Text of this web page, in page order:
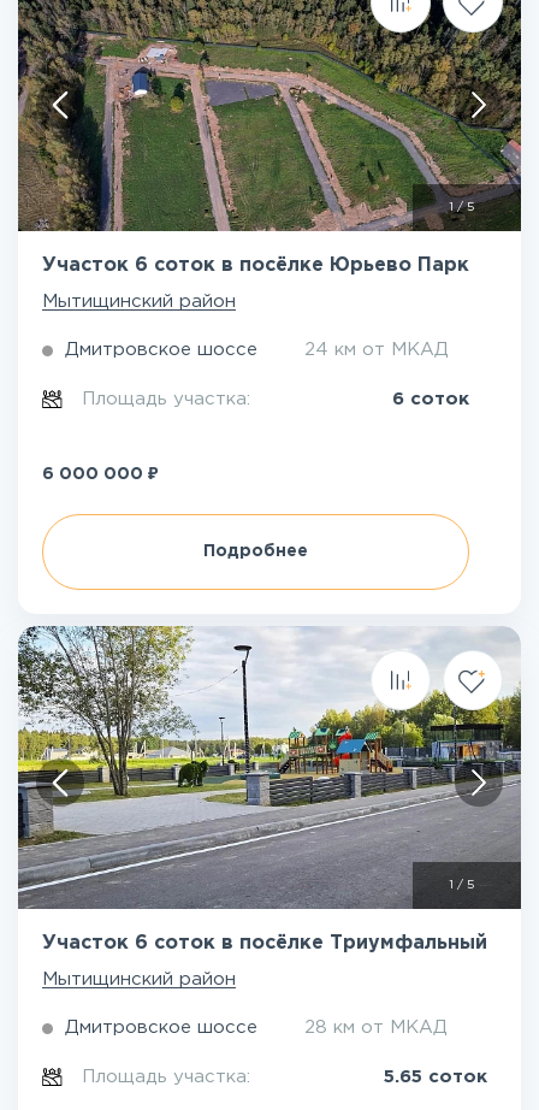
1/5
Участок 6 соток в посёлке Юрьево Парк
Мытищинский район
Дмитровское шоссе 24 км от МКАД
Площадь участка: 6 соток
6 000 000 ₽
Подробнее
/ 5
Участок 6 соток в посёлке Триумфальный
Мытищинский район
Дмитровское шоссе 28 км от МКАД
Площадь участка: 5.65 соток